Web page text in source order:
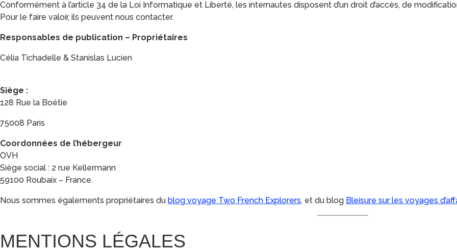
Conformément à l’article 34 de la Loi Informatique et Liberté, les internautes disposent d’un droit d’accès, de
Pour le faire valoir, ils peuvent nous contacter.
Responsables de publication – Propriétaires
Célia Tichadelle & Stanislas Lucien
Siège :
128 Rue la Boétie
75008 Paris
Coordonnées de l’hébergeur
OVH
Siège social : 2 rue Kellermann
59100 Roubaix – France.
Nous sommes égalements propriétaires du blog voyage Two French Explorers, et du blog Bleisure sur les voyages
MENTIONS LÉGALES